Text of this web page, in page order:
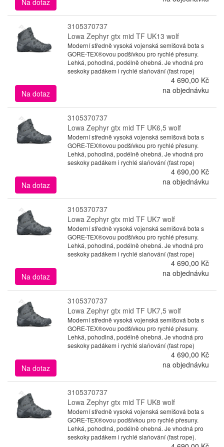
3105370737
Lowa Zephyr gtx mid TF UK13 wolf
Moderní středně vysoká vojenská semišová bota s
GORE-TEX®ovou podšívkou pro rychlé přesuny.
Lehká, pohodlná, podélně ohebná. Je vhodná pro
seskoky padákem i rychlé slaňování (fast rope)
4 690,00 Kč
Na dotaz
na objednávku
3105370737
Lowa Zephyr gtx mid TF UK6,5 wolf
Moderní středně vysoká vojenská semišová bota s
GORE-TEX®ovou podšívkou pro rychlé přesuny.
Lehká, pohodlná, podélně ohebná. Je vhodná pro
seskoky padákem i rychlé slaňování (fast rope)
4 690,00 Kč
Na dotaz
na objednávku
3105370737
Lowa Zephyr gtx mid TF UK7 wolf
Moderní středně vysoká vojenská semišová bota s
GORE-TEX®ovou podšívkou pro rychlé přesuny.
Lehká, pohodlná, podélně ohebná. Je vhodná pro
seskoky padákem i rychlé slaňování (fast rope)
4 690,00 Kč
Na dotaz
na objednávku
3105370737
Lowa Zephyr gtx mid TF UK7,5 wolf
Moderní středně vysoká vojenská semišová bota s
GORE-TEX®ovou podšívkou pro rychlé přesuny.
Lehká, pohodlná, podélně ohebná. Je vhodná pro
seskoky padákem i rychlé slaňování (fast rope)
4 690,00 Kč
Na dotaz
na objednávku
3105370737
Lowa Zephyr gtx mid TF UK8 wolf
Moderní středně vysoká vojenská semišová bota s
GORE-TEX®ovou podšívkou pro rychlé přesuny.
Lehká, pohodlná, podélně ohebná. Je vhodná pro
seskoky padákem i rychlé slaňování (fast rope).